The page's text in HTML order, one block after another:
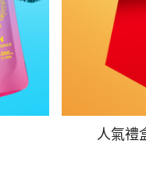
人氣禮